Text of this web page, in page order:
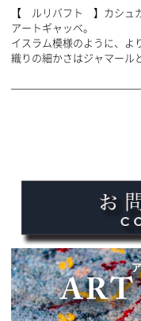
【 ルリバフト 】カシュ
アートギャッベ。
イスラム模様のように、よ
織りの細かさはジャマール